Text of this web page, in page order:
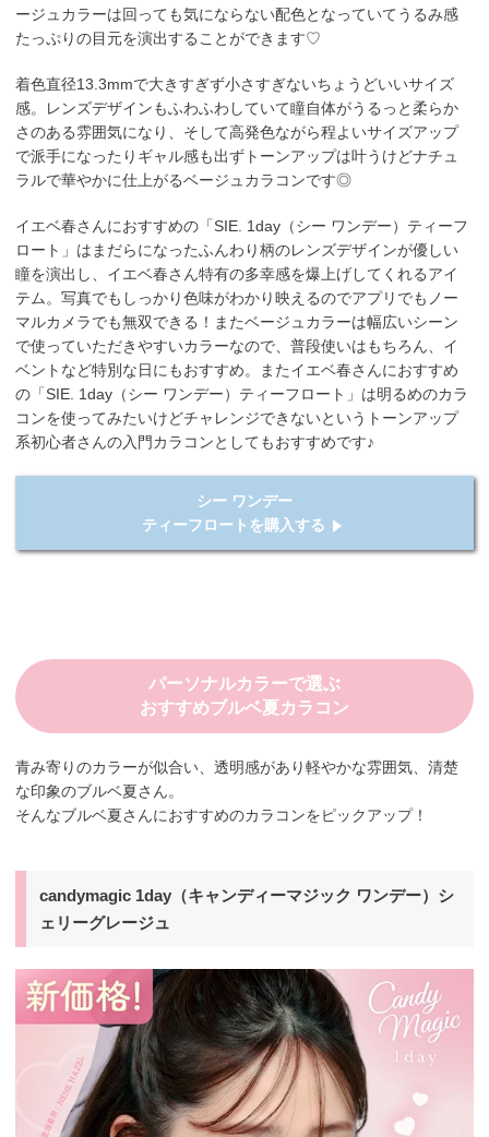
ージュカラーは回っても気にならない配色となっていてうるみ感
たっぷりの目元を演出することができます♡
着色直径13.3mmで大きすぎず小さすぎないちょうどいいサイズ
感。レンズデザインもふわふわしていて瞳自体がうるっと柔らか
さのある雰囲気になり、そして高発色ながら程よいサイズアップ
で派手になったりギャル感も出ずトーンアップは叶うけどナチュ
ラルで華やかに仕上がるベージュカラコンです◎
イエベ春さんにおすすめの「SIE. 1day（シー ワンデー）ティーフ
ロート」はまだらになったふんわり柄のレンズデザインが優しい
瞳を演出し、イエベ春さん特有の多幸感を爆上げしてくれるアイ
テム。写真でもしっかり色味がわかり映えるのでアプリでもノー
マルカメラでも無双できる！またベージュカラーは幅広いシーン
で使っていただきやすいカラーなので、普段使いはもちろん、イ
ベントなど特別な日にもおすすめ。またイエベ春さんにおすすめ
の「SIE. 1day（シー ワンデー）ティーフロート」は明るめのカラ
コンを使ってみたいけどチャレンジできないというトーンアップ
系初心者さんの入門カラコンとしてもおすすめです♪
シー ワンデー
ティーフロートを購入する
パーソナルカラーで選ぶ
おすすめブルベ夏カラコン
青み寄りのカラーが似合い、透明感があり軽やかな雰囲気、清楚
な印象のブルベ夏さん。
そんなブルベ夏さんにおすすめのカラコンをピックアップ！
candymagic 1day（キャンディーマジック ワンデー）シ
ェリーグレージュ